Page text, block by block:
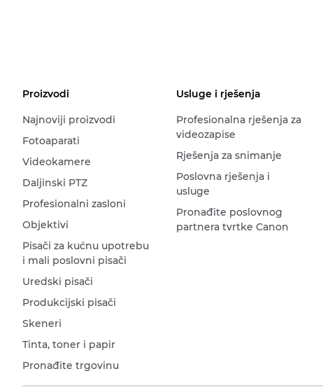
Proizvodi
Najnoviji proizvodi
Fotoaparati
Videokamere
Daljinski PTZ
Profesionalni zasloni
Objektivi
Pisači za kućnu upotrebu
i mali poslovni pisači
Uredski pisači
Produkcijski pisači
Skeneri
Tinta, toner i papir
Pronađite trgovinu
Usluge i rješenja
Profesionalna rješenja za
videozapise
Rješenja za snimanje
Poslovna rješenja i
usluge
Pronađite poslovnog
partnera tvrtke Canon